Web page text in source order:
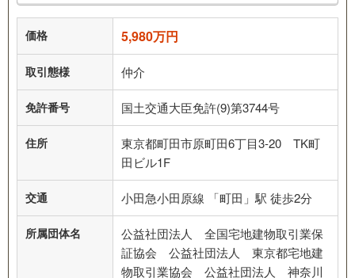
価格 5,980万円
取引態様 仲介
免許番号 国土交通大臣免許(9)第3744号
住所
東京都町田市原町田6丁目3-20 TK町
田ビル1F
交通 小田急小田原線 「町田」駅 徒歩2分
所属団体名
公益社団法人 全国宅地建物取引業保
証協会 公益社団法人 東京都宅地建
物取引業協会 公益社団法人 神奈川